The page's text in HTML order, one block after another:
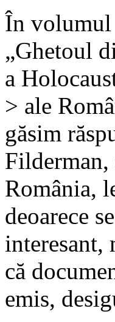
În volumul
„Ghetoul
a
> ale
găsim
România,
deoarece
interesant,
că
emis,